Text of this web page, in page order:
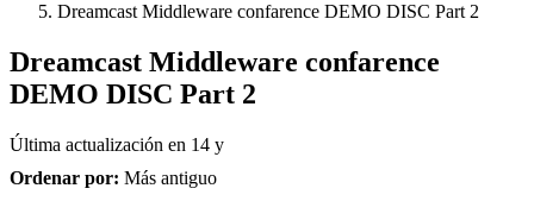
Dreamcast Middleware confarence DEMO DISC Part 2
Dreamcast Middleware confarence
DEMO DISC Part 2
Última actualización en 14 y
Ordenar por: Más antiguo